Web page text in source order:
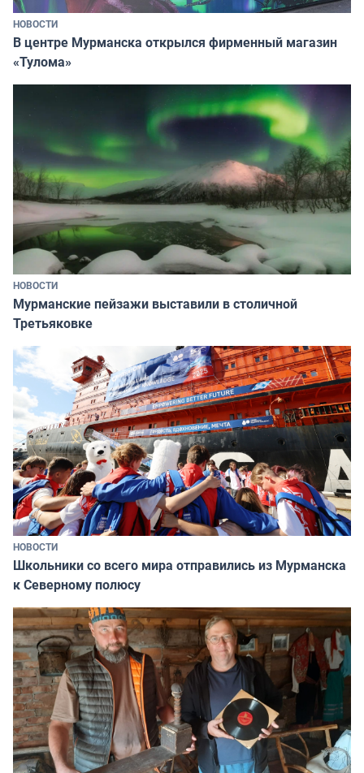
НОВОСТИ
В центре Мурманска открылся фирменный магазин
«Тулома»
НОВОСТИ
Мурманские пейзажи выставили в столичной
Третьяковке
НОВОСТИ
Школьники со всего мира отправились из Мурманска
к Северному полюсу